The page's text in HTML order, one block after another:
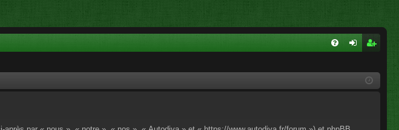
cri